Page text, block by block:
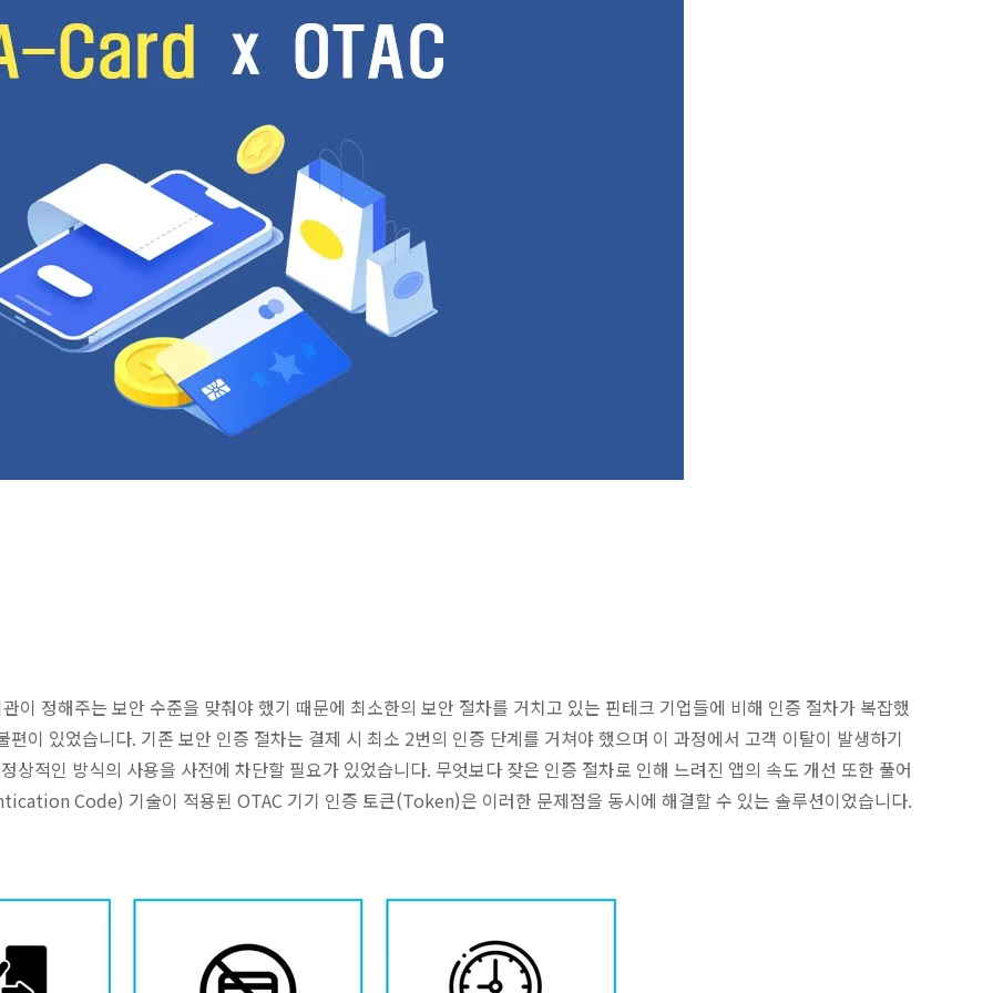
이 정해주는 보안 수준을 맞춰야 했기 때문에 최소한의 보안 절차를 거치고 있는 핀테크 기업들에 비해 인증 절차가 복잡했
이 있었습니다. 기존 보안 인증 절차는 결제 시 최소 2번의 인증 단계를 거쳐야 했으며 이 과정에서 고객 이탈이 발생하기
상적인 방식의 사용을 사전에 차단할 필요가 있었습니다. 무엇보다 잦은 인증 절차로 인해 느려진 앱의 속도 개선 또한 풀어
Code) 기술이 적용된 OTAC 기기 인증 토큰(Token)은 이러한 문제점을 동시에 해결할 수 있는 솔루션이었습니다.